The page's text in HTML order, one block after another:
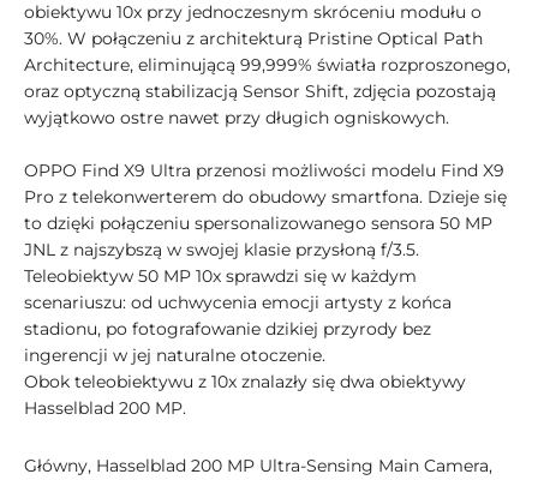
obiektywu 10x przy jednoczesnym skróceniu modułu o
30%. W połączeniu z architekturą Pristine Optical Path
Architecture, eliminującą 99,999% światła rozproszonego,
oraz optyczną stabilizacją Sensor Shift, zdjęcia pozostają
wyjątkowo ostre nawet przy długich ogniskowych.
OPPO Find X9 Ultra przenosi możliwości modelu Find X9
Pro z telekonwerterem do obudowy smartfona. Dzieje się
to dzięki połączeniu spersonalizowanego sensora 50 MP
JNL z najszybszą w swojej klasie przysłoną f/3.5.
Teleobiektyw 50 MP 10x sprawdzi się w każdym
scenariuszu: od uchwycenia emocji artysty z końca
stadionu, po fotografowanie dzikiej przyrody bez
ingerencji w jej naturalne otoczenie.
Obok teleobiektywu z 10x znalazły się dwa obiektywy
Hasselblad 200 MP.
Główny, Hasselblad 200 MP Ultra-Sensing Main Camera,